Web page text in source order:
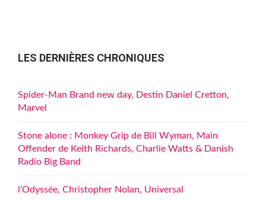
LES DERNIÈRES CHRONIQUES
Spider-Man Brand new day, Destin Daniel Cretton,
Marvel
Stone alone : Monkey Grip de Bill Wyman, Main
Offender de Keith Richards, Charlie Watts & Danish
Radio Big Band
l’Odyssée, Christopher Nolan, Universal